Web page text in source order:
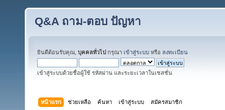
Q&A ถาม-ตอบ ปัญหา
ยินดีต้อนรับคุณ, บุคคลทั่วไป กรุณา เข้าสู่ระบบ หรือ ลงทะเบียน
เข้าสู่ระบบด้วยชื่อผู้ใช้ รหัสผ่าน และระยะเวลาในเซสชั่น
หน้าแรก ช่วยเหลือ ค้นหา เข้าสู่ระบบ สมัครสมาชิก